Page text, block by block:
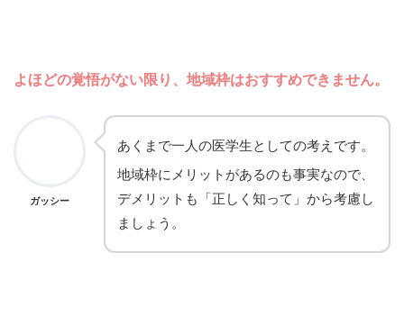
よほどの覚悟がない限り、地域枠はおすすめできません。
ガッシー
あくまで一人の医学生としての考えです。
地域枠にメリットがあるのも事実なので、
デメリットも「正しく知って」から考慮し
ましょう。